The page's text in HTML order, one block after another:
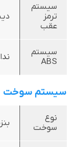
سیستم
ترمز
عقب
سیستم
ABS
سیستم سوخت
نوع
سوخت